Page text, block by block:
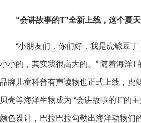
“会讲故事的T”全新上线，这个夏天
“小朋友们，你们好，我是虎鲸豆
小小的，其实我很高大的。” 随着海洋T
品牌儿童科普有声读物也正式上线，虎
贝壳等海洋生物成为 “会讲故事的T”的
颜色设计，巴拉巴拉勾勒出海洋动物们